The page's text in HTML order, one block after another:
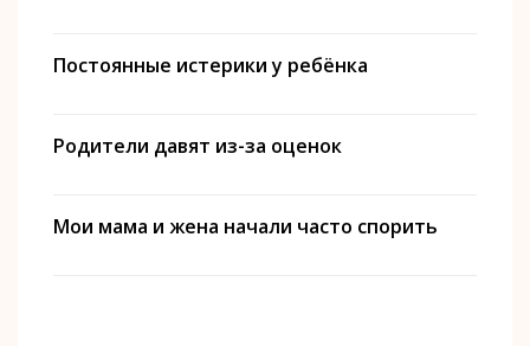
Постоянные истерики у ребёнка
Родители давят из-за оценок
Мои мама и жена начали часто спорить